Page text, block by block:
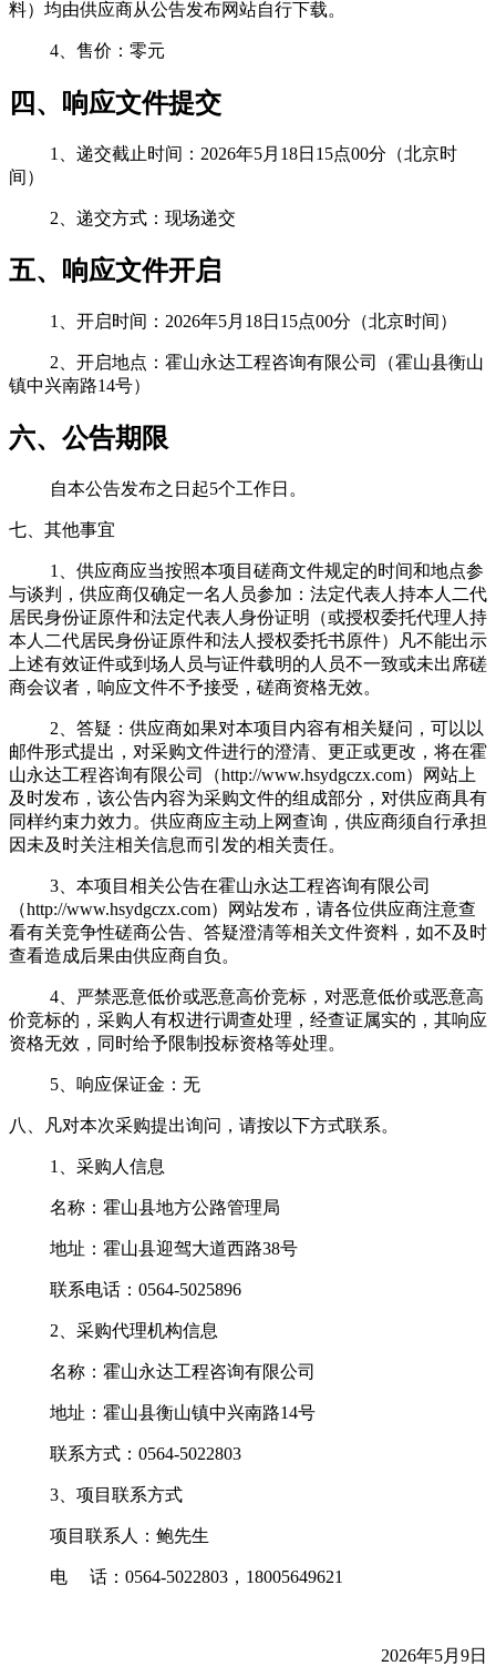
料）均由供应商从公告发布网站自行下载。
4、售价：零元
四、响应文件提交
1、递交截止时间：2026年5月18日15点00分（北京时
间）
2、递交方式：现场递交
五、响应文件开启
1、开启时间：2026年5月18日15点00分（北京时间）
2、开启地点：霍山永达工程咨询有限公司（霍山县衡山
镇中兴南路14号）
六、公告期限
自本公告发布之日起5个工作日。
七、 其他事宜
1、供应商应当按照本项目磋商文件规定的时间和地点参
与谈判，供应商仅确定一名人员参加：法定代表人持本人二代
居民身份证原件和法定代表人身份证明（或授权委托代理人持
本人二代居民身份证原件和法人授权委托书原件）凡不能出示
上述有效证件或到场人员与证件载明的人员不一致或未出席磋
商会议者，响应文件不予接受，磋商资格无效。
2、答疑：供应商如果对本项目内容有相关疑问，可以以
邮件形式提出，对采购文件进行的澄清、更正或更改，将在霍
山永达工程咨询有限公司（http://www.hsydgczx.com）网站上
及时发布，该公告内容为采购文件的组成部分，对供应商具有
同样约束力效力。供应商应主动上网查询，供应商须自行承担
因未及时关注相关信息而引发的相关责任。
3、本项目相关公告在霍山永达工程咨询有限公司
（http://www.hsydgczx.com）网站发布，请各位供应商注意查
看有关竞争性磋商公告、答疑澄清等相关文件资料，如不及时
查看造成后果由供应商自负。
4、严禁恶意低价或恶意高价竞标，对恶意低价或恶意高
价竞标的，采购人有权进行调查处理，经查证属实的，其响应
资格无效，同时给予限制投标资格等处理。
5、响应保证金：无
八、凡对本次采购提出询问，请按以下方式联系。
1、采购人信息
名称：霍山县地方公路管理局
地址：霍山县迎驾大道西路38号
联系电话：0564-5025896
2、采购代理机构信息
名称：霍山永达工程咨询有限公司
地址：霍山县衡山镇中兴南路14号
联系方式：0564-5022803
3、项目联系方式
项目联系人：鲍先生
电 话：0564-5022803，18005649621
2026年5月9日